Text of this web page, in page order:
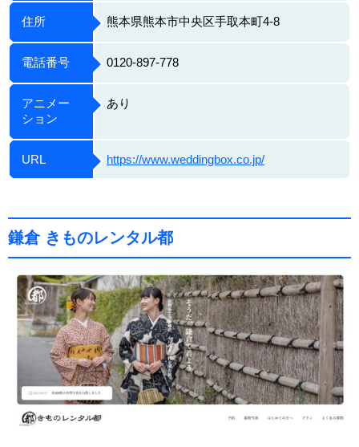
住所 熊本県熊本市中央区手取本町4-8
電話番号 0120-897-778
アニメー
ション
あり
URL https://www.weddingbox.co.jp/
鎌倉 きものレンタル都